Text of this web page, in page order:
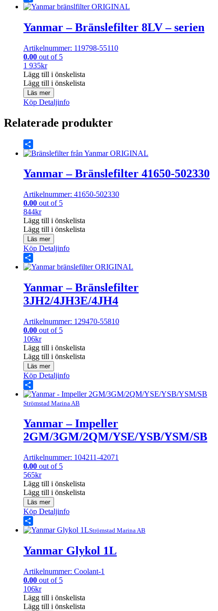
Share
Yanmar – Bränslefilter 8LV – serien
Artikelnummer: 119798-55110
0.00 out of 5
1 935kr
Lägg till i önskelista
Lägg till i önskelista
Läs mer
Köp Detaljinfo
Relaterade produkter
Share
Yanmar – Bränslefilter 41650-502330
Artikelnummer: 41650-502330
0.00 out of 5
844kr
Lägg till i önskelista
Lägg till i önskelista
Läs mer
Köp Detaljinfo
Share
Yanmar – Bränslefilter
3JH2/4JH3E/4JH4
Artikelnummer: 129470-55810
0.00 out of 5
106kr
Lägg till i önskelista
Lägg till i önskelista
Läs mer
Köp Detaljinfo
Share
Strömstad Marina AB
Yanmar – Impeller
2GM/3GM/2QM/YSE/YSB/YSM/SB
Artikelnummer: 104211-42071
0.00 out of 5
565kr
Lägg till i önskelista
Lägg till i önskelista
Läs mer
Köp Detaljinfo
Share Strömstad Marina AB
Yanmar Glykol 1L
Artikelnummer: Coolant-1
0.00 out of 5
106kr
Lägg till i önskelista
Lägg till i önskelista